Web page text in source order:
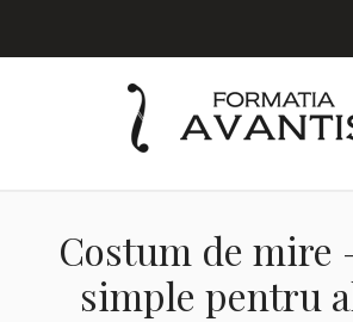
Costum de mire
simple pentru